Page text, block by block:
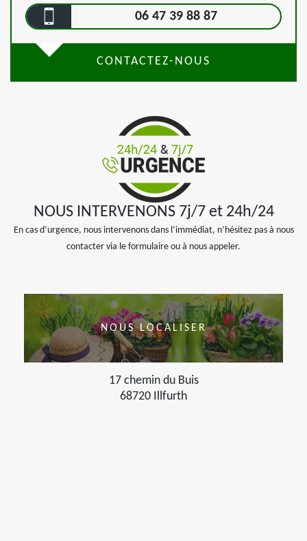
06 47 39 88 87
CONTACTEZ-NOUS
NOUS INTERVENONS 7j/7 et 24h/24
En cas d’urgence, nous intervenons dans l’immédiat, n’hésitez pas à nous
contacter via le formulaire ou à nous appeler.
NOUS LOCALISER
17 chemin du Buis
68720 Illfurth